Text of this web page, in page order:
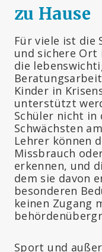
zu Hause
Für viele ist die
und sichere Ort
die
Kinder in
unterstützt
Schüler nicht in
Schwächsten
Lehrer können
Missbrauch
erkennen, und
dem sie davon
besonderen
keinen Zugang
Sport und